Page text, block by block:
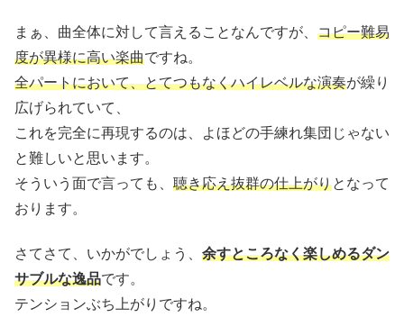
まぁ、曲全体に対して言えることなんですが、 コピー難易
度が異様に高い楽曲ですね。
全パートにおいて、とてつもなくハイレベルな演奏が繰り
広げられていて、
これを完全に再現するのは、よほどの手練れ集団じゃない
と難しいと思います。
そういう面で言っても、 聴き応え抜群の仕上がりとなって
おります。
さてさて、いかがでしょう、 余すところなく楽しめるダン
サブルな逸品です。
テンションぶち上がりですね。